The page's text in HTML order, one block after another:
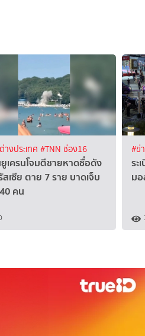
างประเทศ #TNN ช่อง16
เครนโจมตีชายหาดชื่อดัง
เซีย ตาย 7 ราย บาดเจ็บ
คน
#ข่
ระ
มอ